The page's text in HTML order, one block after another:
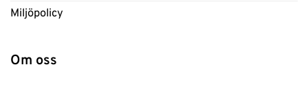
Miljöpolicy
Om oss